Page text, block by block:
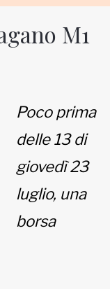
M1
Poco prima
delle 13 di
giovedì 23
luglio, una
borsa